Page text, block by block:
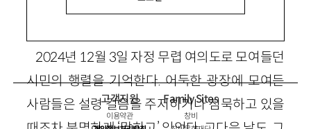
1. 헤매는 밤
2024년 12월 3일 자정 무렵 여의도로 모여들던
시민의 행렬을 기억한다. 어둑한 광장에 모여든
사람들은 설령 걸음을 주저하거나 침묵하고 있을
고객지원
이용약관
Family Sites
창비